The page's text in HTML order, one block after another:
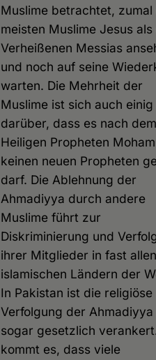
Muslime betrachtet, zumal
meisten Muslime Jesus als
Verheißenen Messias
und noch auf seine
warten. Die Mehrheit der
Muslime ist sich auch einig
darüber, dass es nach dem
Heiligen Propheten
keinen neuen Propheten
darf. Die Ablehnung der
Ahmadiyya durch andere
Muslime führt zur
Diskriminierung und
ihrer Mitglieder in fast allen
islamischen Ländern der
In Pakistan ist die religiöse
Verfolgung der Ahmadiyya
sogar gesetzlich
kommt es, dass viele